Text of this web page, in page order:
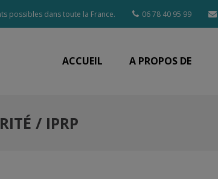
possibles dans toute la France. 06 78 40 95 99
ACCUEIL A PROPOS DE
/ IPRP